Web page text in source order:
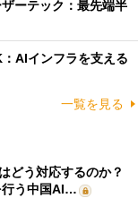
ーテック：最先端半
AIインフラを支える
一覧を見る
どう対応するのか？
行う中国AI…